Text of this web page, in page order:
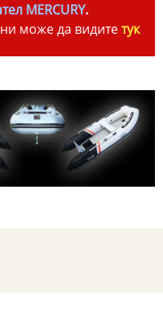
MERCURY.
може да видитетук